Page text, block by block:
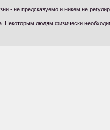
- не предсказуемо и никем не
людям физически